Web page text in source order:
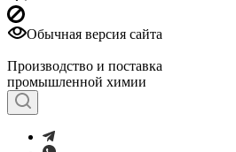
Обычная версия сайта
Производство и поставка
промышленной химии